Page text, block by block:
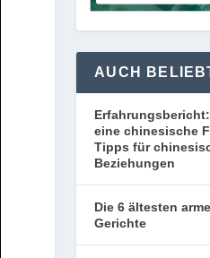
AUCH
eine chinesische
Tipps für
Beziehungen
Die 6 ältesten
Gerichte